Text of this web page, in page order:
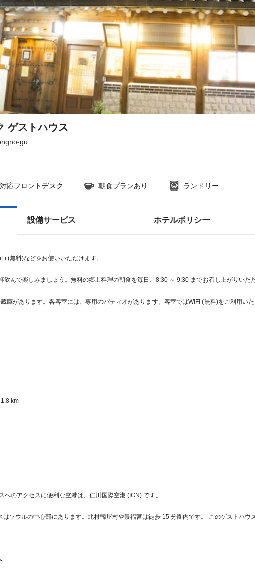
ゲストハウス
gu
応フロントデスク 朝食プランあり ランドリー
設備サービス ホテルポリシー
(無料)などをお使いいただけます。
飲んで楽しみましょう。無料の郷土料理の朝食を毎日、8:30 ～ 9:30 までお召し上がりいた
庫があります。各客室には、専用のパティオがあります。客室ではWiFi (無料)をご利用い
km
へのアクセスに便利な空港は、仁川国際空港 (ICN) です。
ソウルの中心部にあります。北村韓屋村や景福宮は徒歩 15 分圏内です。 このゲストハウ